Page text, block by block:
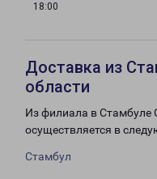
18:00
Доставка из
области
Из филиала в Стамбуле
осуществляется в
Стамбул